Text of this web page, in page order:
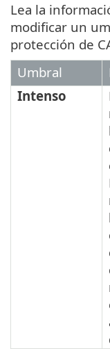
Lea la
modificar un
protección de
Umbral
Intenso